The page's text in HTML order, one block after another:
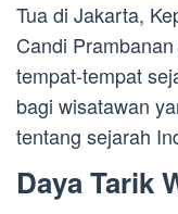
Tua di Jakarta,
Candi
tempat-tempat
bagi wisatawan
tentang sejarah
Daya Tarik